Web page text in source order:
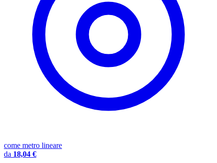
come metro lineare
da 18,04 €